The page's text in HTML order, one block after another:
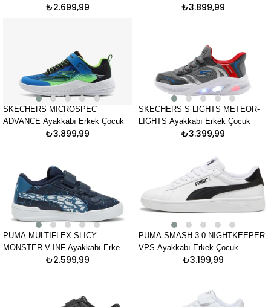
₺2.699,99 ₺3.899,99
SKECHERS MICROSPEC
ADVANCE Ayakkabı Erkek Çocuk
₺3.899,99
SKECHERS S LIGHTS METEOR-
LIGHTS Ayakkabı Erkek Çocuk
₺3.399,99
PUMA MULTIFLEX SLICY
MONSTER V INF Ayakkabı Erkek
₺2.599,99
PUMA SMASH 3.0 NIGHTKEEPER
VPS Ayakkabı Erkek Çocuk
₺3.199,99